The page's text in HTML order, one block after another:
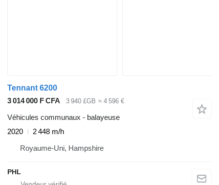
Tennant 6200
3 014 000 F CFA
3 940 £GB ≈ 4 596 €
Véhicules communaux - balayeuse
2020
2 448 m/h
Royaume-Uni, Hampshire
PHL